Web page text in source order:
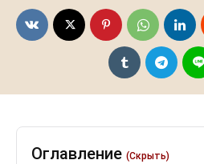
Оглавление (Скрыть)